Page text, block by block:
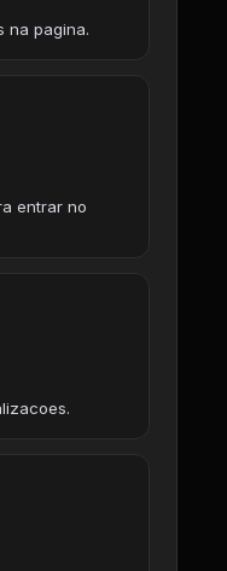
na pagina.
entrar no